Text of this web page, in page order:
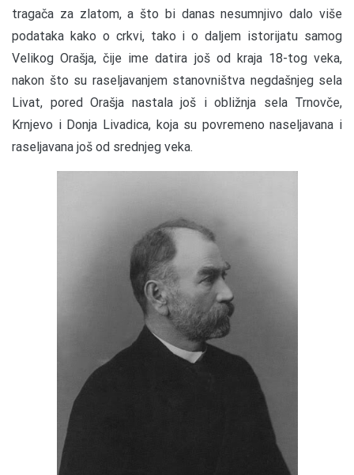
tragača za zlatom, a što bi danas nesumnjivo dalo više
podataka kako o crkvi, tako i o daljem istorijatu samog
Velikog Orašja, čije ime datira još od kraja 18-tog veka,
nakon što su raseljavanjem stanovništva negdašnjeg sela
Livat, pored Orašja nastala još i obližnja sela Trnovče,
Krnjevo i Donja Livadica, koja su povremeno naseljavana i
raseljavana još od srednjeg veka.